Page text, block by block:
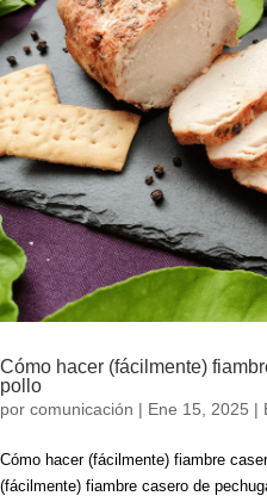
Cómo hacer (fácilmente)
pollo
por comunicación | Ene 15, 2025 |
Cómo hacer (fácilmente) fiambre
(fácilmente) fiambre casero de